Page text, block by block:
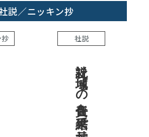
説／ニッキン抄
社説
社説 地域への責任を結果で示せ